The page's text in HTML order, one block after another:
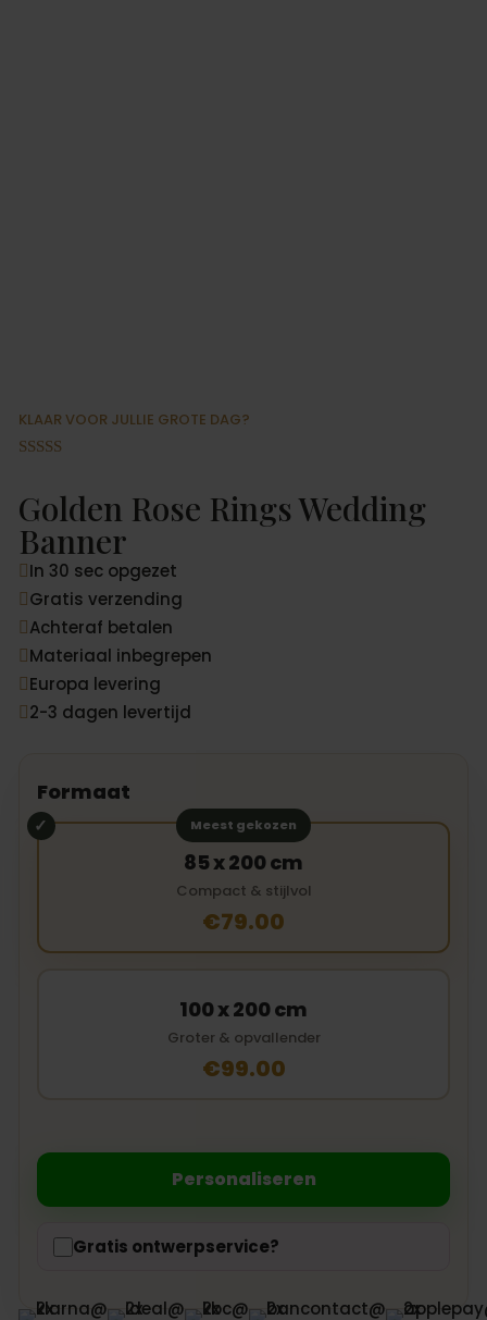
KLAAR VOOR JULLIE GROTE DAG?
gebaseerd
op
klantbeoord
elingen
Golden Rose Rings Wedding
Banner
 In 30 sec opgezet
 Gratis verzending
 Achteraf betalen
 Materiaal inbegrepen
 Europa levering
 2-3 dagen levertijd
Formaat
Meest gekozen
85 x 200 cm
Compact & stijlvol
€79.00
100 x 200 cm
Groter & opvallender
€99.00
Personaliseren
Gratis ontwerpservice?